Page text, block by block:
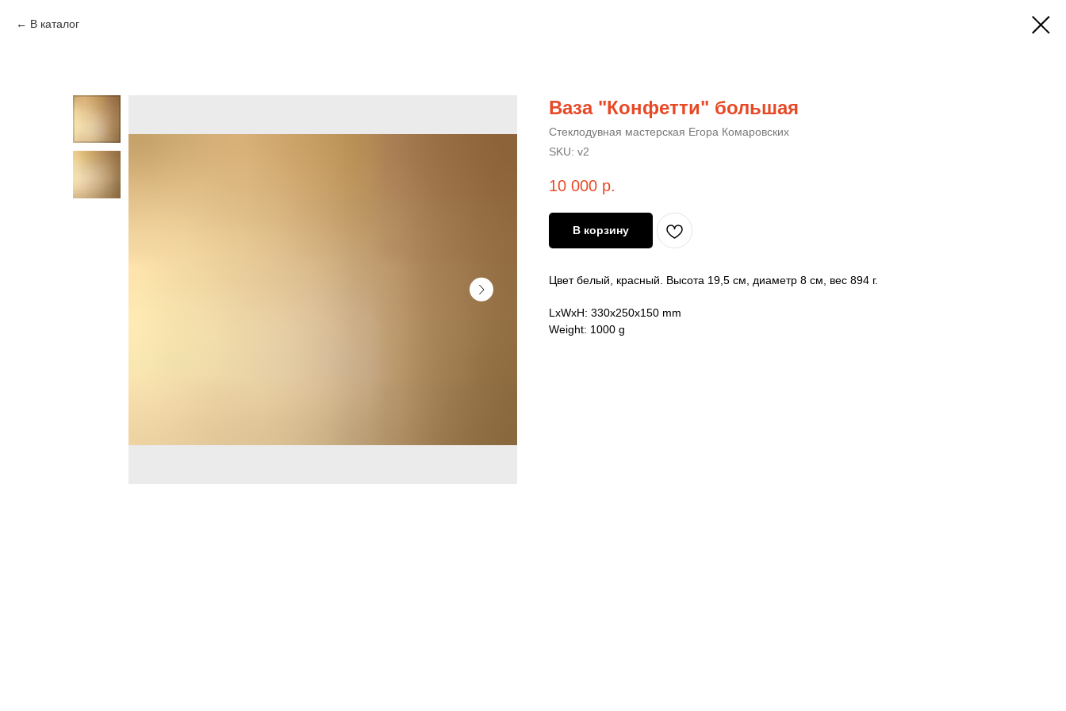
В каталог
Ваза "Конфетти" большая
Стеклодувная мастерская Егора Комаровских
SKU: v2
10 000 р.
В корзину
Цвет белый, красный. Высота 19,5 см, диаметр 8 см, вес 894 г.
LxWxH: 330x250x150 mm
Weight: 1000 g